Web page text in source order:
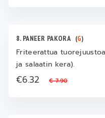
8. PANEER PAKORA (G)
Friteerattua
ja salaatin kera).
€6.32€ 7.90